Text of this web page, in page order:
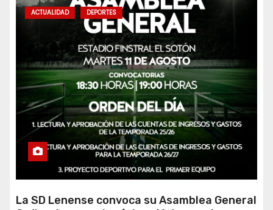
ACTUALIDAD DEPORTES
La SD Lenense convoca su Asamblea General